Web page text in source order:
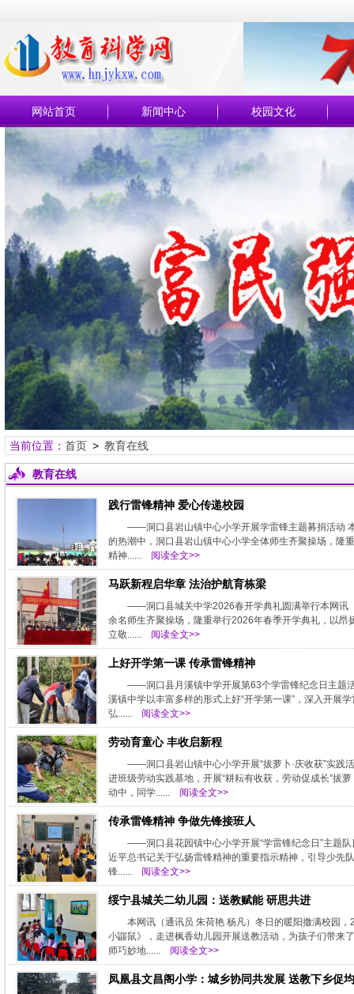
网站首页 新闻中心 校园文化
当前位置： 首页> 教育在线
教育在线
践行雷锋精神 爱心传递校园
——洞口县岩山镇中心小学开展学雷锋主题募捐活动
的热潮中，洞口县岩山镇中心小学全体师生齐聚操场，隆
精神......
阅读全文>>
马跃新程启华章 法治护航育栋梁
——洞口县城关中学2026春开学典礼圆满举行本网讯
余名师生齐聚操场，隆重举行2026年春季开学典礼，以
立敬......
阅读全文>>
上好开学第一课 传承雷锋精神
——洞口县月溪镇中学开展第63个学雷锋纪念日主题
溪镇中学以丰富多样的形式上好“开学第一课”，深入开展
弘......
阅读全文>>
劳动育童心 丰收启新程
——洞口县岩山镇中心小学开展“拔萝卜·庆收获”实践
进班级劳动实践基地，开展“耕耘有收获，劳动促成长”拔
动中，同学......
阅读全文>>
传承雷锋精神 争做先锋接班人
——洞口县花园镇中心小学开展“学雷锋纪念日”主题
近平总书记关于弘扬雷锋精神的重要指示精神，引导少先
锋......
阅读全文>>
绥宁县城关二幼儿园：送教赋能 研思共进
本网讯（通讯员 朱荷艳 杨凡）冬日的暖阳撒满校园
小鼹鼠》，走进枫香幼儿园开展送教活动，为孩子们带来
师巧妙地......
阅读全文>>
凤凰县文昌阁小学：城乡协同共发展 送教下乡促